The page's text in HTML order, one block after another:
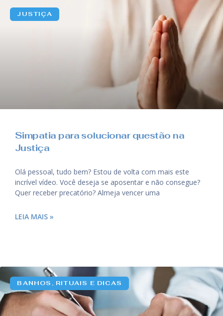
JUSTIÇA
Simpatia para solucionar questão na
Justiça
Olá pessoal, tudo bem? Estou de volta com mais este
incrível vídeo. Você deseja se aposentar e não consegue?
Quer receber precatório? Almeja vencer uma
LEIA MAIS »
BANHOS, RITUAIS E DICAS